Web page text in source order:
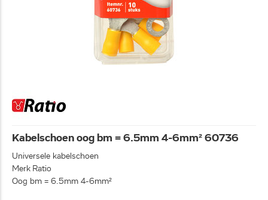
Kabelschoen oog bm = 6.5mm 4-6mm² 60736
Universele kabelschoen
Merk Ratio
Oog bm = 6.5mm 4-6mm²